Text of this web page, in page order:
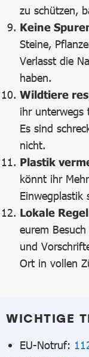
zu schützen,
Keine
Steine,
Verlasst die
haben.
Wildtiere
ihr unterwegs
Es sind
nicht.
Plastik
könnt ihr
Einwegplastik
Lokale
eurem
und
Ort in vollen
WICHTIGE
EU-Notruf: